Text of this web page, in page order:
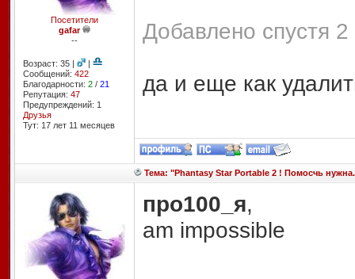
Посетители
gafar
--
Возраст: 35 |
|
Сообщений: 422
Благодарности: 2/ 21
Репутация: 47
Предупреждений: 1
Друзья
Тут: 17 лет 11 месяцев
Добавлено спустя
да и еще как
Тема: "Phantasy Star Portable 2 ! Помосчь
про100_я,
am impossible